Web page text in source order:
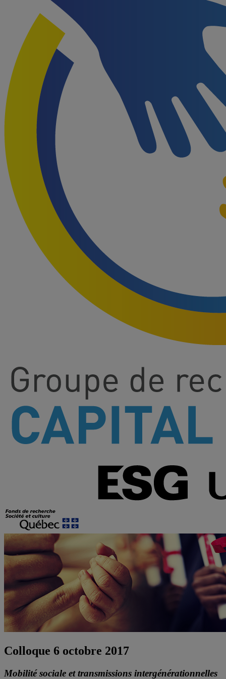
Colloque 6 octobre 2017
Mobilité sociale et transmissions intergénérationnelles